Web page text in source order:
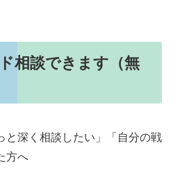
相談できます（無
と深く相談したい」「自分の戦
方へ